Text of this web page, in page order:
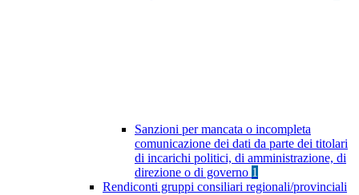
Sanzioni per mancata o incompleta
comunicazione dei dati da parte dei titolari
di incarichi politici, di amministrazione, di
direzione o di governo 1
Rendiconti gruppi consiliari regionali/provinciali